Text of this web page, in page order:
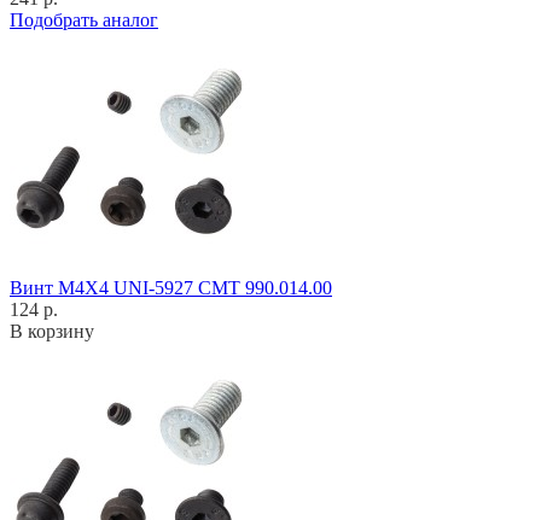
Подобрать аналог
Винт M4X4 UNI-5927 CMT 990.014.00
124 р.
В корзину